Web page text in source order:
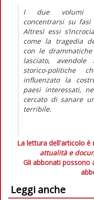
I due volumi
concentrarsi su
Altresì essi
come la tragedia
con le
lasciato, avendole
storico-politiche
influenzato la
paesi interessati,
cercato di sanare
terribile.
La lettura dell'articolo è
attualità e
Gli abbonati possono
Leggi anche